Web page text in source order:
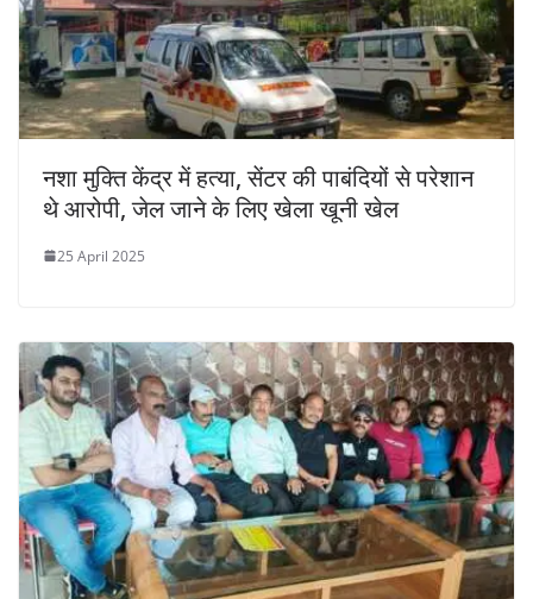
नशा मुक्ति केंद्र में हत्या, सेंटर की पाबंदियों से परेशान
थे आरोपी, जेल जाने के लिए खेला खूनी खेल
25 April 2025